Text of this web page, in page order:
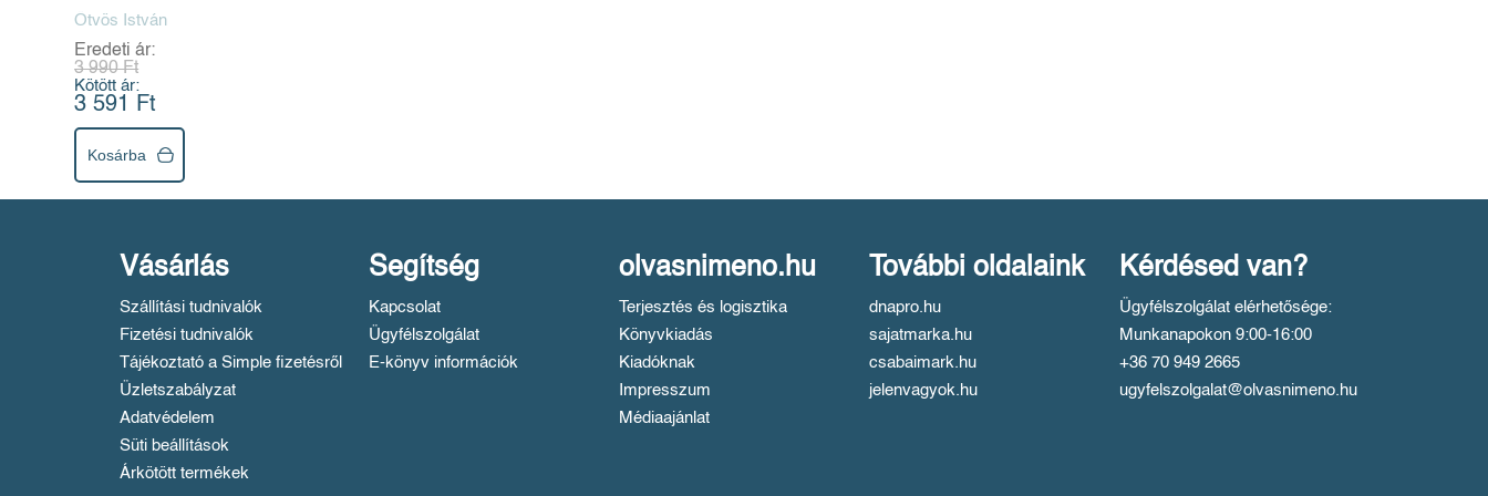
Ötvös István
Eredeti ár:
3 990 Ft
Kötött ár:
3 591 Ft
Kosárba
Vásárlás
Szállítási tudnivalók
Fizetési tudnivalók
Tájékoztató a Simple fizetésről
Üzletszabályzat
Adatvédelem
Süti beállítások
Árkötött termékek
Segítség
Kapcsolat
Ügyfélszolgálat
E-könyv információk
olvasnimeno.hu
Terjesztés és logisztika
Könyvkiadás
Kiadóknak
Impresszum
Médiaajánlat
További oldalaink
dnapro.hu
sajatmarka.hu
csabaimark.hu
jelenvagyok.hu
Kérdésed van?
Ügyfélszolgálat elérhetősége:
Munkanapokon 9:00-16:00
+36 70 949 2665
ugyfelszolgalat@olvasnimeno.hu